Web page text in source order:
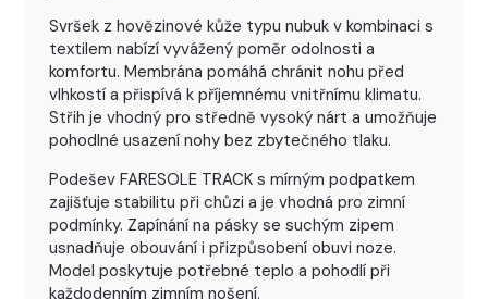
Svršek z hovězinové kůže typu nubuk v kombinaci s
textilem nabízí vyvážený poměr odolnosti a
komfortu. Membrána pomáhá chránit nohu před
vlhkostí a přispívá k příjemnému vnitřnímu klimatu.
Střih je vhodný pro středně vysoký nárt a umožňuje
pohodlné usazení nohy bez zbytečného tlaku.
Podešev FARESOLE TRACK s mírným podpatkem
zajišťuje stabilitu při chůzi a je vhodná pro zimní
podmínky. Zapínání na pásky se suchým zipem
usnadňuje obouvání i přizpůsobení obuvi noze.
Model poskytuje potřebné teplo a pohodlí při
každodenním zimním nošení.